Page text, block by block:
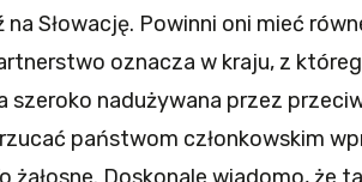
na Słowację. Powinni oni mieć
oznacza w kraju, z
szeroko nadużywana przez
państwom członkowskim